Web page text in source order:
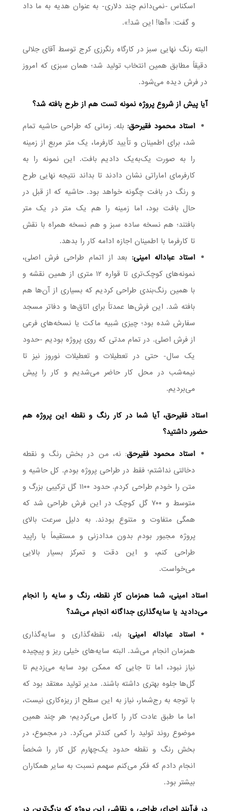
اسکناس -نمی‌دانم چند دلاری- به عنوان هدیه به ما داد
و گفت: «آها! این شد!».
البته رنگ نهایی سبز در کارگاه رنگرزی کرج توسط آقای جلالی
دقیقاً مطابق همین انتخاب تولید شد؛ همان سبزی که امروز
در فرش دیده می‌شود.
آیا پیش از شروع پروژه نمونه تست هم از طرح بافته شد؟
استاد محمود فقیرحق:بله. زمانی که طراحی حاشیه تمام
شد، برای اطمینان و تأیید کارفرما، یک متر مربع از زمینه
را به صورت یک‌به‌یک دادیم بافت. این نمونه را به
کارفرمای اماراتی نشان دادند تا بداند نتیجه نهایی طرح
و رنگ در بافت چگونه خواهد بود. حاشیه که از قبل در
حال بافت بود، اما زمینه را هم یک متر در یک متر
بافتند؛ هم نسخه ساده سبز و هم نسخه همراه با نقش
تا کارفرما با اطمینان اجازه ادامه کار را بدهد.
استاد عباداله امینی: بعد از اتمام طراحی فرش اصلی،
نمونه‌های کوچک‌تری تا قواره ۱۲ متری از همین نقشه و
با همین رنگ‌بندی طراحی کردیم که بسیاری از آن‌ها هم
بافته شد. این فرش‌ها عمدتاً برای اتاق‌ها و دفاتر مسجد
سفارش شده بود؛ چیزی شبیه ماکت یا نسخه‌های فرعی
از فرش اصلی. در تمام مدتی که روی پروژه بودیم -حدود
یک سال- حتی در تعطیلات و تعطیلات نوروز نیز تا
نیمه‌شب در محل کار حاضر می‌شدیم و کار را پیش
می‌بردیم.
استاد فقیرحق، آیا شما در کار رنگ و نقطه این پروژه هم
حضور داشتید؟
استاد محمود فقیرحق: نه، من در بخش رنگ و نقطه
دخالتی نداشتم؛ فقط در طراحی پروژه بودم. کل حاشیه و
متن را خودم طراحی کردم. حدود ۱۱۰۰ گل ترکیبی بزرگ و
متوسط و ۷۰۰ گل کوچک در این فرش طراحی شد که
همگی متفاوت و متنوع بودند. به دلیل سرعت بالای
پروژه مجبور بودم بدون مدادزنی و مستقیماً با راپید
طراحی کنم، و این دقت و تمرکز بسیار بالایی
می‌خواست.
استاد امینی، شما همزمان کارِ نقطه، رنگ و سایه را انجام
می‌دادید یا سایه‌گذاری جداگانه انجام می‌شد؟
استاد عباداله امینی:بله، نقطه‌گذاری و سایه‌گذاری
همزمان انجام می‌شد. البته سایه‌های خیلی ریز و پیچیده
نیاز نبود، اما تا جایی که ممکن بود سایه می‌زدیم تا
گل‌ها جلوه بهتری داشته باشند. مدیر تولید معتقد بود که
با توجه به رج‌شمار، نیاز به این سطح از ریزه‌کاری نیست،
اما ما طبق عادت کار را کامل می‌کردیم؛ هر چند همین
موضوع روند تولید را کمی کندتر می‌کرد. در مجموع، در
بخش رنگ و نقطه حدود یک‌چهارم کل کار را شخصاً
انجام دادم که فکر می‌کنم سهمم نسبت به سایر همکاران
بیشتر بود.
در فرآیند اجرای طراحی و نقاشی این پروژه که بزرگ‌ترین در